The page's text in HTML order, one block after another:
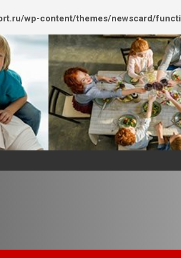
wp-content/themes/newscard/